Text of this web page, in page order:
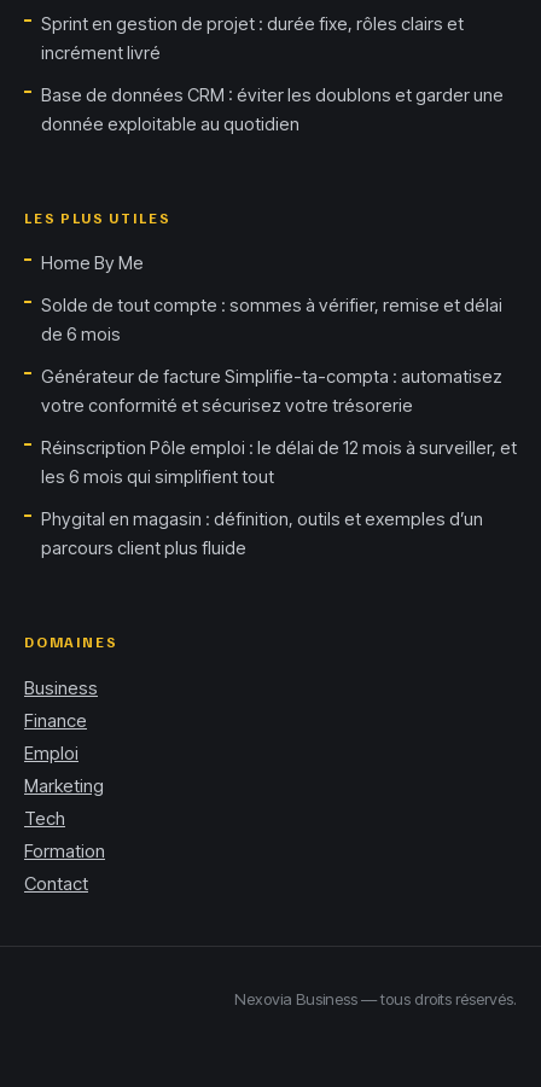
Sprint en gestion de projet : durée fixe, rôles clairs et
incrément livré
Base de données CRM : éviter les doublons et garder une
donnée exploitable au quotidien
LES PLUS UTILES
Home By Me
Solde de tout compte : sommes à vérifier, remise et délai
de 6 mois
Générateur de facture Simplifie-ta-compta : automatisez
votre conformité et sécurisez votre trésorerie
Réinscription Pôle emploi : le délai de 12 mois à surveiller, et
les 6 mois qui simplifient tout
Phygital en magasin : définition, outils et exemples d’un
parcours client plus fluide
DOMAINES
Business
Finance
Emploi
Marketing
Tech
Formation
Contact
Nexovia Business — tous droits réservés.